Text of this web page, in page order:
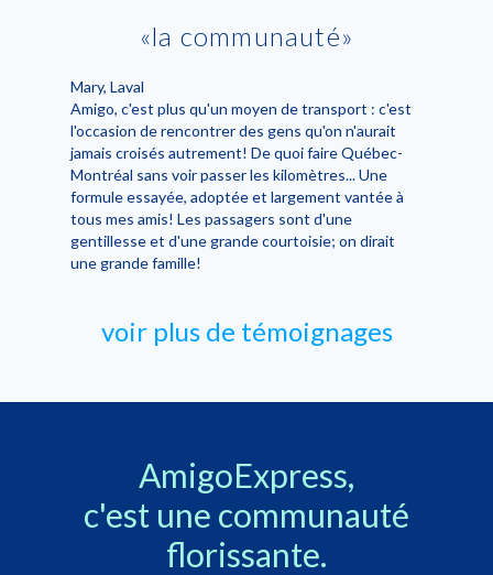
la communauté
Mary, Laval
Amigo, c'est plus qu'un moyen de transport : c'est
l'occasion de rencontrer des gens qu'on n'aurait
jamais croisés autrement! De quoi faire Québec-
Montréal sans voir passer les kilomètres... Une
formule essayée, adoptée et largement vantée à
tous mes amis! Les passagers sont d'une
gentillesse et d'une grande courtoisie; on dirait
une grande famille!
voir plus de témoignages
AmigoExpress,
c'est une communauté
florissante.